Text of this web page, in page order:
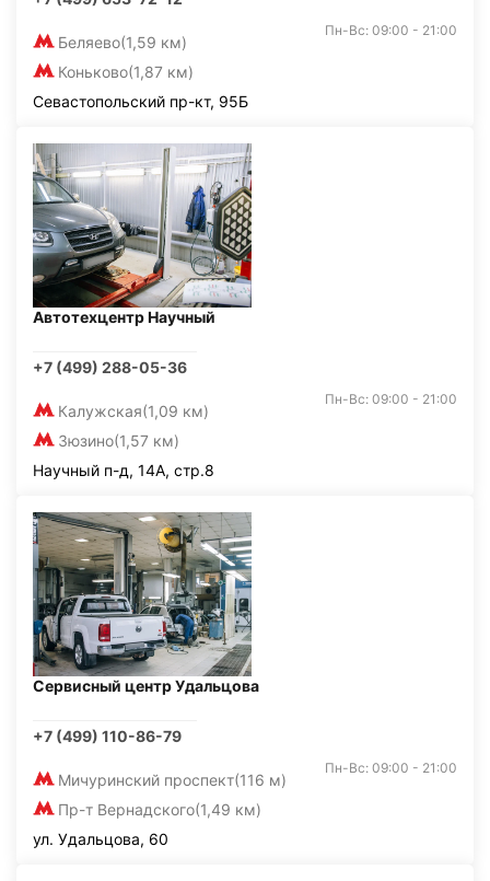
Беляево(1,59 км)
Коньково(1,87 км)
Пн-Вс: 09:00 - 21:00
Севастопольский пр-кт, 95Б
Автотехцентр Научный
+7 (499) 288-05-36
Калужская(1,09 км)
Зюзино(1,57 км)
Пн-Вс: 09:00 - 21:00
Научный п-д, 14А, стр.8
Сервисный центр Удальцова
+7 (499) 110-86-79
Мичуринский проспект(116 м)
Пр-т Вернадского(1,49 км)
Пн-Вс: 09:00 - 21:00
ул. Удальцова, 60